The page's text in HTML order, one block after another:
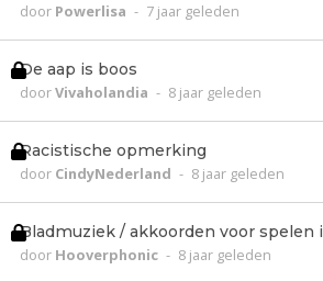
door Powerlisa - 7 jaar geleden
De aap is boos
doorVivaholandia - 8 jaar geleden
Racistische opmerking
door CindyNederland - 8 jaar geleden
Bladmuziek / akkoorden voor spelen
door Hooverphonic - 8 jaar geleden